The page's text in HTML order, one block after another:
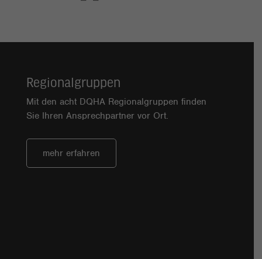
Regionalgruppen
Mit den acht DQHA Regionalgruppen finden
Sie Ihren Ansprechpartner vor Ort.
mehr erfahren